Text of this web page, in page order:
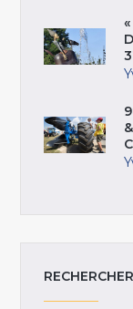
RECHERCHER